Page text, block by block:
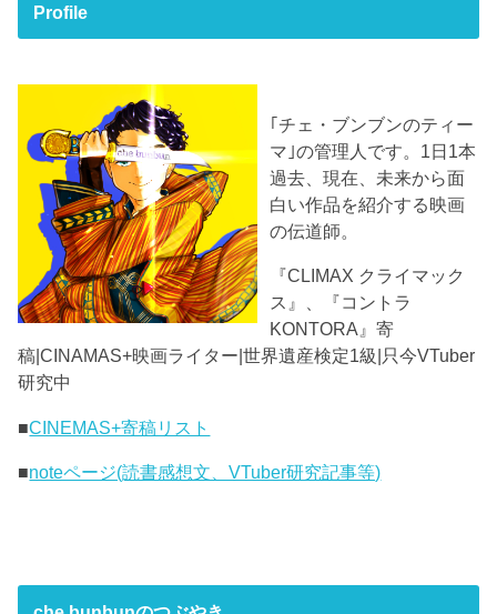
Profile
｢チェ・ブンブンのティー
マ｣の管理人です。1日1本
過去、現在、未来から面
白い作品を紹介する映画
の伝道師。
『CLIMAX クライマック
ス』、『コントラ
KONTORA』寄
稿|CINAMAS+映画ライター|世界遺産検定1級|只今VTuber
研究中
■CINEMAS+寄稿リスト
■noteページ(読書感想文、VTuber研究記事等)